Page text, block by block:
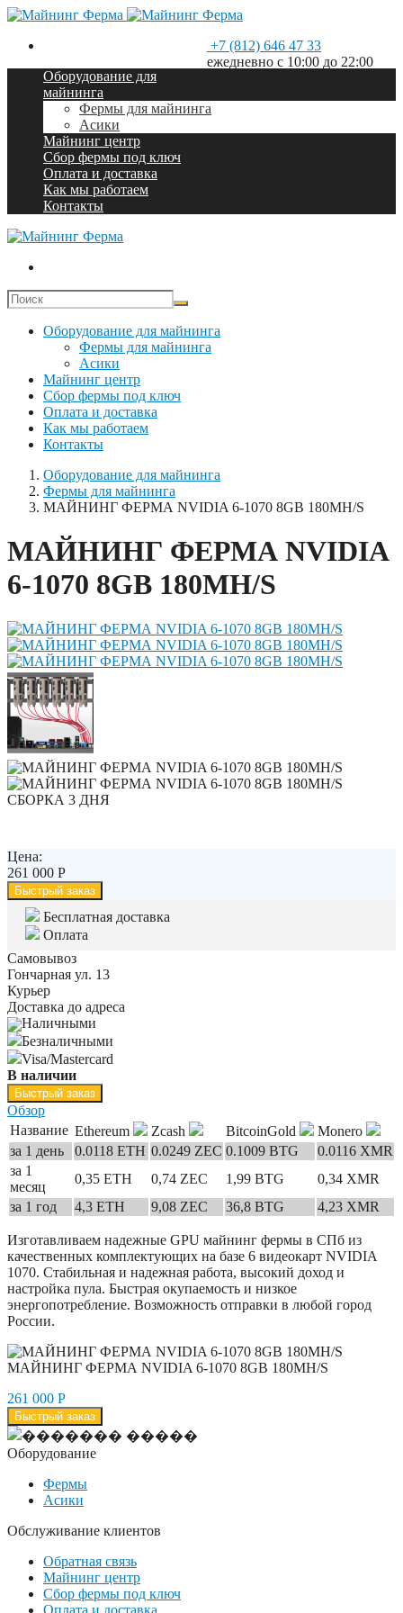
+7 (812) 646 47 33
ежедневно с 10:00 до 22:00
Оборудование для
майнинга
Фермы для майнинга
Асики
Майнинг центр
Сбор фермы под ключ
Оплата и доставка
Как мы работаем
Контакты
Оборудование для майнинга
Фермы для майнинга
Асики
Майнинг центр
Сбор фермы под ключ
Оплата и доставка
Как мы работаем
Контакты
Оборудование для майнинга
Фермы для майнинга
МАЙНИНГ ФЕРМА NVIDIA 6-1070 8GB 180MH/S
МАЙНИНГ ФЕРМА NVIDIA
6-1070 8GB 180MH/S
СБОРКА 3 ДНЯ
Цена:
261 000 Р
Быстрый заказ
Бесплатная доставка
Оплата
Самовывоз
Гончарная ул. 13
Курьер
Доставка до адреса
Наличными
Безналичными
Visa/Mastercard
В наличии
Быстрый заказ
Обзор
Название Ethereum Zcash BitcoinGold
Monero
за 1 день
0.0118 ETH 0.0249 ZEC 0.1009 BTG
0.0116 XMR
за 1
месяц
0,35 ETH 0,74 ZEC 1,99 BTG
0,34 XMR
за 1 год
4,3 ETH 9,08 ZEC 36,8 BTG 4,23 XMR
Изготавливаем надежные GPU майнинг фермы в СПб из
качественных комплектующих на базе 6 видеокарт NVIDIA
1070. Стабильная и надежная работа, высокий доход и
настройка пула. Быстрая окупаемость и низкое
энергопотребление. Возможность отправки в любой город
России.
МАЙНИНГ ФЕРМА NVIDIA 6-1070 8GB 180MH/S
261 000 Р
Быстрый заказ
Оборудование
Фермы
Асики
Обслуживание клиентов
Обратная связь
Майнинг центр
Сбор фермы под ключ
Оплата и доставка